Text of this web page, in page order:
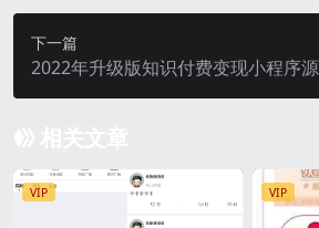
下一篇
2022年升级版知识付费变现小程序
后台版本
VIP VIP